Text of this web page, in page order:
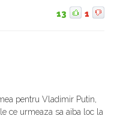
13 1
pentru Vladimir Putin,
ce urmeaza sa aiba loc la